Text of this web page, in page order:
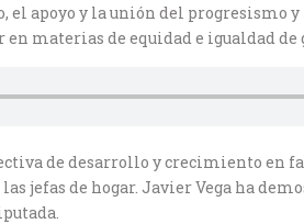
apoyo y la unión del progresismo
materias de equidad e igualdad de
de desarrollo y crecimiento en
jefas de hogar. Javier Vega ha